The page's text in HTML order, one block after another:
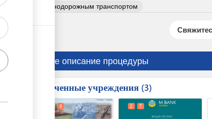
железнодорожным транспортом
Краткое описание процедуры
Вовлеченные учреждения 3
6 2 7